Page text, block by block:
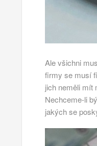
Ale všichni
firmy se musí
jich neměli mít
Nechceme-li
jakých se